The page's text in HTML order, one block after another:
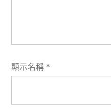
顯示名稱 *